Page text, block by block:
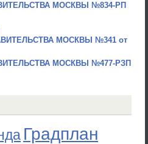
МОСКВЫ №834-РП
МОСКВЫ №341 от
МОСКВЫ №477-РЗП
Градплан